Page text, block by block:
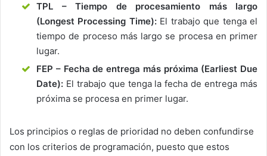
TPL – Tiempo de procesamiento más largo
(Longest Processing Time): El trabajo que tenga el
tiempo de proceso más largo se procesa en primer
lugar.
FEP – Fecha de entrega más próxima (Earliest Due
Date): El trabajo que tenga la fecha de entrega más
próxima se procesa en primer lugar.
Los principios o reglas de prioridad no deben confundirse
con los criterios de programación, puesto que estos